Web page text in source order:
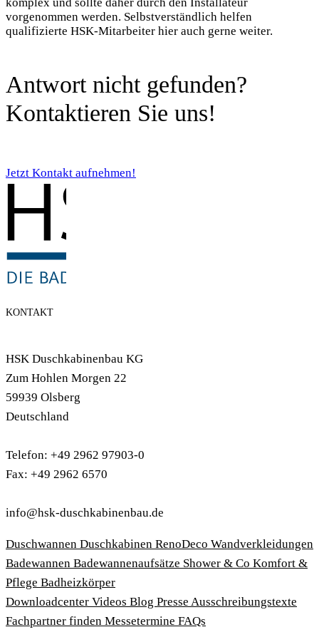
vorgenommen werden. Selbstverständlich helfen
qualifizierte HSK-Mitarbeiter hier auch gerne weiter.
Antwort nicht gefunden?
Kontaktieren Sie uns!
Jetzt Kontakt aufnehmen!
KONTAKT
HSK Duschkabinenbau KG
Zum Hohlen Morgen 22
59939 Olsberg
Deutschland
Telefon: +49 2962 97903-0
Fax: +49 2962 6570
info@hsk-duschkabinenbau.de
Duschwannen Duschkabinen RenoDeco Wandverkleidungen
Badewannen Badewannenaufsätze Shower & Co Komfort &
Pflege Badheizkörper
Download­center Videos Blog Presse Ausschreibungstexte
Fachpartner finden Messetermine FAQs